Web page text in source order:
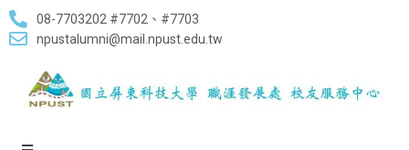
08-7703202 #7702、#7703
npustalumni@mail.npust.edu.tw